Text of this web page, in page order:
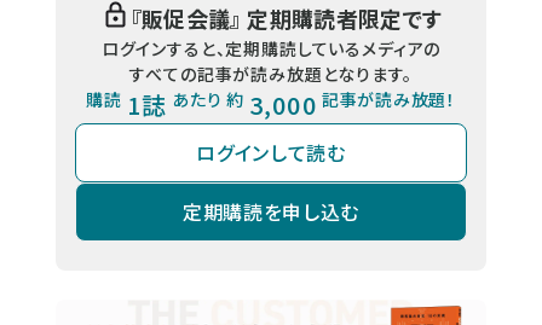
『販促会議』 定期購読者限定です
ログインすると、定期購読しているメディアの
すべての記事が読み放題となります。
購読 1誌 あたり 約 3,000 記事が読み放題！
ログインして読む
定期購読を申し込む